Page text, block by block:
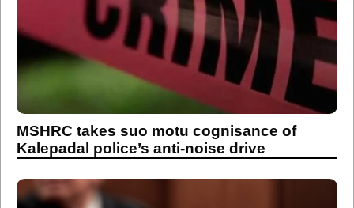
MSHRC takes suo motu cognisance of
Kalepadal police’s anti-noise drive